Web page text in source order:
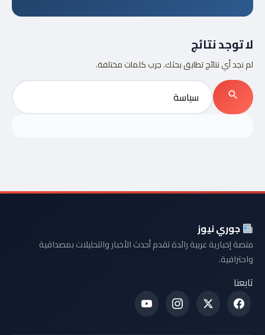
لا توجد نتائج
لم نجد أي نتائج تطابق بحثك. جرب كلمات مختلفة.
بحث
جوري نيوز
منصة إخبارية عربية رائدة تقدم أحدث الأخبار والتحليلات بمصداقية
واحترافية.
تابعنا